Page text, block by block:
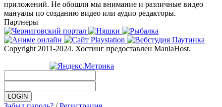
приложений. Не обошли мы внимание и различные видео
мануалы по созданию видео или аудио редакторы.
Партнеры
Copyright 2011-2024. Хостинг предоставлен ManiaHost.